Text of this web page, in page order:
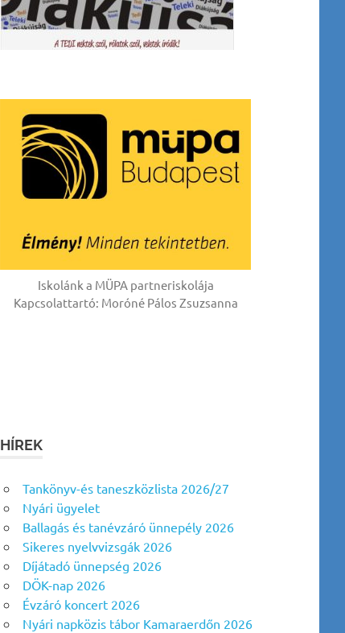
Iskolánk a MÜPA partneriskolája
Kapcsolattartó: Moróné Pálos Zsuzsanna
HÍREK
Tankönyv-és taneszközlista 2026/27
Nyári ügyelet
Ballagás és tanévzáró ünnepély 2026
Sikeres nyelvvizsgák 2026
Díjátadó ünnepség 2026
DÖK-nap 2026
Évzáró koncert 2026
Nyári napközis tábor Kamaraerdőn 2026